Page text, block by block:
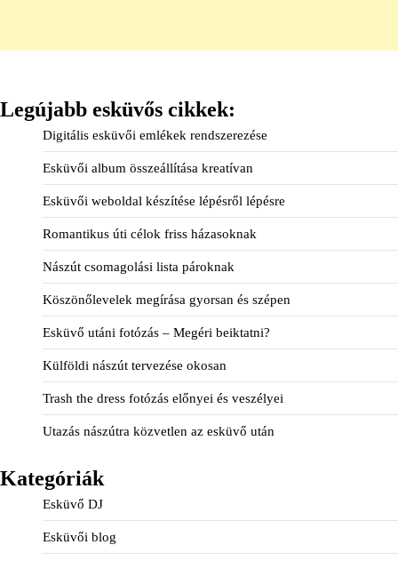
Legújabb esküvős cikkek:
Digitális esküvői emlékek rendszerezése
Esküvői album összeállítása kreatívan
Esküvői weboldal készítése lépésről lépésre
Romantikus úti célok friss házasoknak
Nászút csomagolási lista pároknak
Köszönőlevelek megírása gyorsan és szépen
Esküvő utáni fotózás – Megéri beiktatni?
Külföldi nászút tervezése okosan
Trash the dress fotózás előnyei és veszélyei
Utazás nászútra közvetlen az esküvő után
Kategóriák
Esküvő DJ
Esküvői blog